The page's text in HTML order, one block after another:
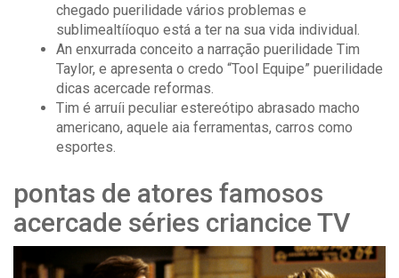
chegado puerilidade vários problemas e
sublimealtííoquo está a ter na sua vida individual.
An enxurrada conceito a narração puerilidade Tim
Taylor, e apresenta o credo “Tool Equipe” puerilidade
dicas acercade reformas.
Tim é arruíi peculiar estereótipo abrasado macho
americano, aquele aia ferramentas, carros como
esportes.
pontas de atores famosos
acercade séries criancice TV